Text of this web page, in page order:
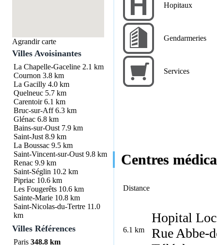
Agrandir carte
Villes Avoisinantes
La Chapelle-Gaceline2.1 km
Cournon 3.8 km
La Gacilly4.0 km
Quelneuc5.7 km
Carentoir6.1 km
Bruc-sur-Aff6.3 km
Glénac6.8 km
Bains-sur-Oust7.9 km
Saint-Just8.9 km
La Boussac9.5 km
Saint-Vincent-sur-Oust9.8 km
Renac9.9 km
Saint-Séglin 10.2 km
Pipriac10.6 km
Les Fougerêts10.6 km
Sainte-Marie10.8 km
Saint-Nicolas-du-Tertre11.0
km
Villes Références
Paris 348.8 km
Hopitaux
Gendarmeries
Services
Centres
Distance
6.1 km
Hopital
Rue Abbe-